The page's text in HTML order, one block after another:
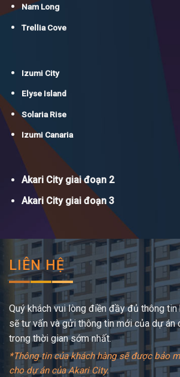
Nam Long
Trellia Cove
Izumi City
Elyse Island
Solaria Rise
Izumi Canaria
Akari City giai đoạn 2
Akari City giai đoạn 3
LIÊN HỆ
Quý khách vui lòng điền đầy đủ thông
sẽ tư vấn và gửi thông tin mới của dự án
trong thời gian sớm nhất.
*Thông tin của khách hàng sẽ được bảo
cho dự án của Akari City.